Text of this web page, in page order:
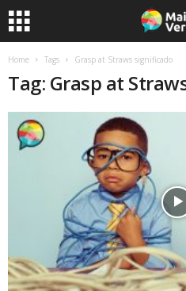
Home Tags Grasp at Straws significado
Tag: Grasp at